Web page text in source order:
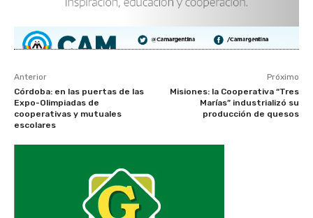
Anterior
Córdoba: en las puertas de las
Expo-Olimpiadas de
cooperativas y mutuales
escolares
Próximo
Misiones: la Cooperativa “Tres
Marías” industrializó su
producción de quesos